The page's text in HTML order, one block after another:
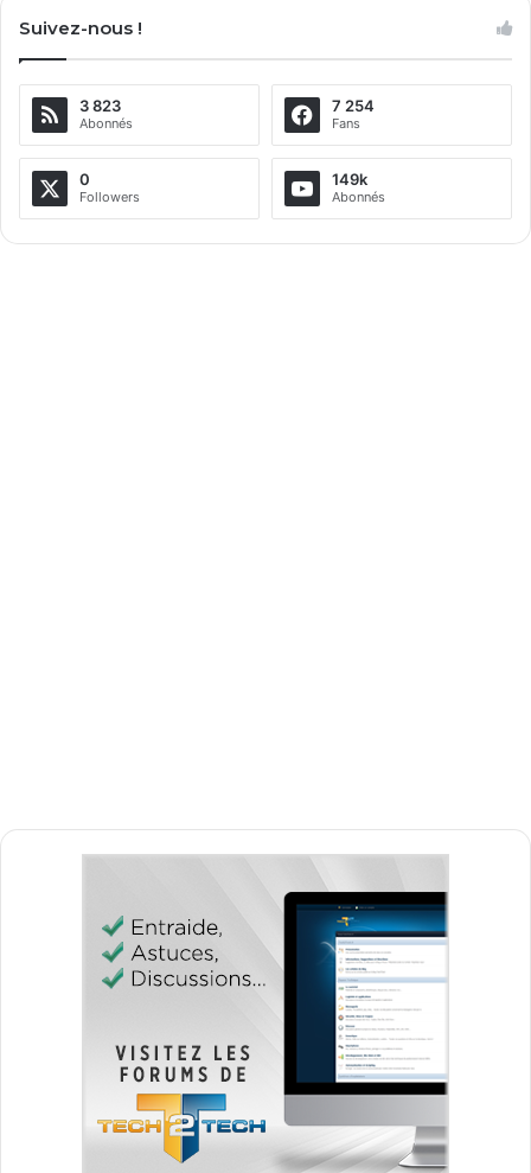
t
n
t
i
Suivez-nous !
3 823
Abonnés
7 254
Fans
0
Followers
149k
Abonnés